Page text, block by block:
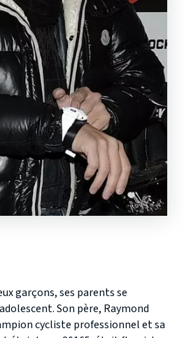
garçons, ses parents se
Son père, Raymond
cycliste professionnel et sa